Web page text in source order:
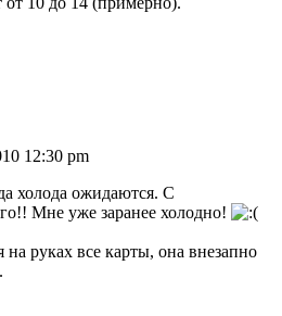
12:30 pm
холода ожидаются. С
Мне уже заранее холодно!
руках все карты, она внезапно